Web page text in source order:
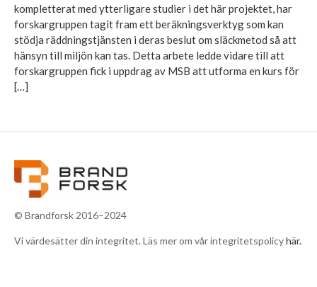
kompletterat med ytterligare studier i det här projektet, har
forskargruppen tagit fram ett beräkningsverktyg som kan
stödja räddningstjänsten i deras beslut om släckmetod så att
hänsyn till miljön kan tas. Detta arbete ledde vidare till att
forskargruppen fick i uppdrag av MSB att utforma en kurs för
[…]
© Brandforsk 2016–2024
Vi värdesätter din integritet. Läs mer om vår integritetspolicyhär.